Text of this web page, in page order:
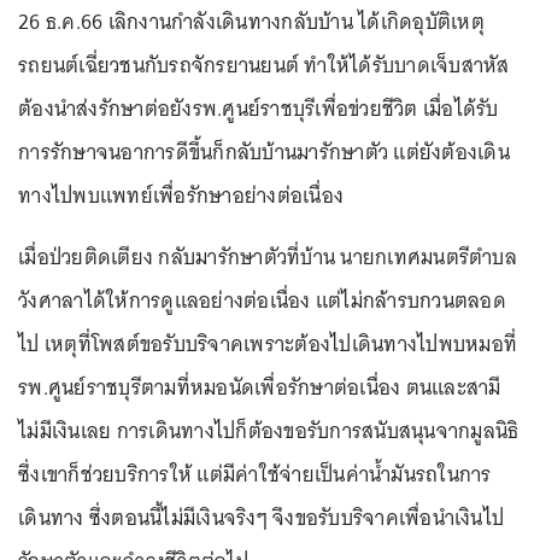
26 ธ.ค.66 เลิกงานกำลังเดินทางกลับบ้าน ได้เกิดอุบัติเหตุ
รถยนต์เฉี่ยวชนกับรถจักรยานยนต์ ทำให้ได้รับบาดเจ็บสาหัส
ต้องนำส่งรักษาต่อยังรพ.ศูนย์ราชบุรีเพื่อข่วยชีวิต เมื่อได้รับ
การรักษาจนอาการดีขึ้นก็กลับบ้านมารักษาตัว แต่ยังต้องเดิน
ทางไปพบแพทย์เพื่อรักษาอย่างต่อเนื่อง
เมื่อป่วยติดเตียง กลับมารักษาตัวที่บ้าน นายกเทศมนตรีตำบล
วังศาลาได้ให้การดูแลอย่างต่อเนื่อง แต่ไม่กล้ารบกวนตลอด
ไป เหตุที่โพสต์ขอรับบริจาคเพราะต้องไปเดินทางไปพบหมอที่
รพ.ศูนย์ราชบุรีตามที่หมอนัดเพื่อรักษาต่อเนื่อง ตนและสามี
ไม่มีเงินเลย การเดินทางไปก็ต้องขอรับการสนับสนุนจากมูลนิธิ
ซึ่งเขาก็ช่วยบริการให้ แต่มีค่าใช้จ่ายเป็นค่าน้ำมันรถในการ
เดินทาง ซึ่งตอนนี้ไม่มีเงินจริงๆ จึงขอรับบริจาคเพื่อนำเงินไป